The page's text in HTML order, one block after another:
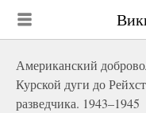
Американский
Курской дуги до
разведчика. 1943–1945